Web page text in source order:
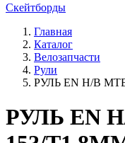
Скейтборды
Главная
Каталог
Велозапчасти
Рули
РУЛЬ EN H/B
РУЛЬ EN